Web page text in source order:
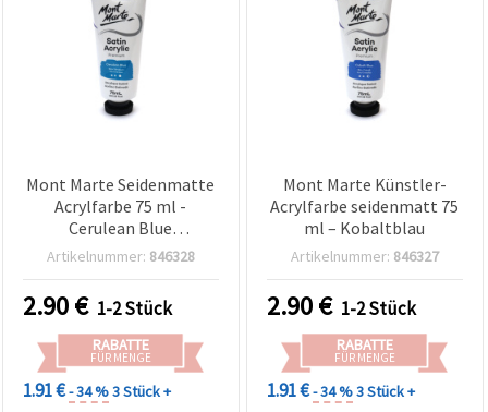
Mont Marte Seidenmatte
Acrylfarbe 75 ml -
Cerulean Blue
(Coelinblau)
Artikelnummer: 846328
2.90€ 1-2 Stück
RABATTE
FÜR MENGE
1.91 €- 34 %3 Stück +
Mont Marte Künstler-
Acrylfarbe seidenmatt 75
ml – Kobaltblau
Artikelnummer: 846327
2.90€ 1-2 Stück
RABATTE
FÜR MENGE
1.91 €- 34 %3 Stück +